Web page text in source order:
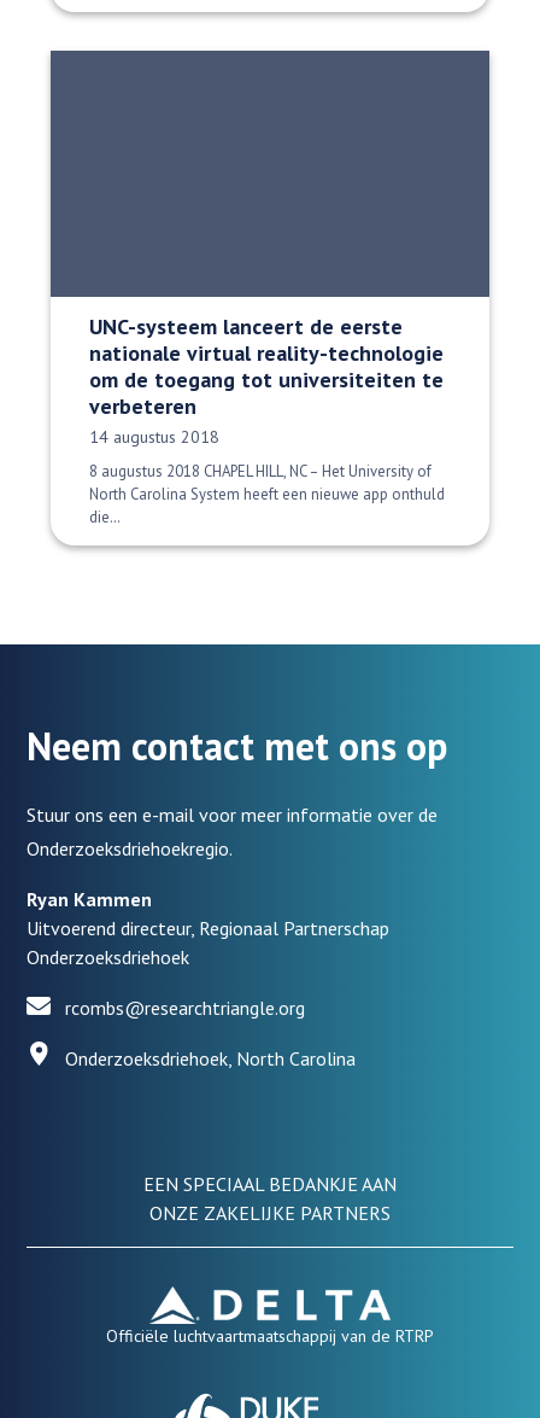
UNC-systeem lanceert de eerste
nationale virtual reality-technologie
om de toegang tot universiteiten te
verbeteren
Datum gepubliceerd:
14 augustus 2018
8 augustus 2018 CHAPEL HILL, NC – Het University of
North Carolina System heeft een nieuwe app onthuld
die…
Neem contact met ons op
Stuur ons een e-mail voor meer informatie over de
Onderzoeksdriehoekregio.
Ryan Kammen
Uitvoerend directeur, Regionaal Partnerschap
Onderzoeksdriehoek
rcombs@researchtriangle.org
Onderzoeksdriehoek, North Carolina
EEN SPECIAAL BEDANKJE AAN
ONZE ZAKELIJKE PARTNERS
Officiële luchtvaartmaatschappij van de RTRP